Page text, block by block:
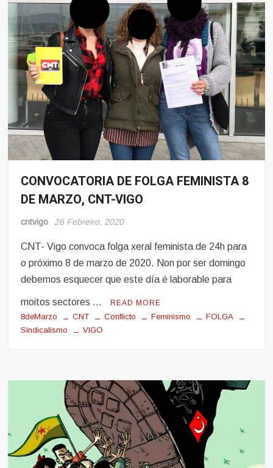
8
Mulleres
Obreiras
Sindicalismo
CONVOCATORIA DE FOLGA FEMINISTA 8
DE MARZO, CNT-VIGO
cntvigo 26 Febreiro, 2020
CNT- Vigo convoca folga xeral feminista de 24h para
o próximo 8 de marzo de 2020. Non por ser domingo
debemos esquecer que este día é laborable para
moitos sectores … READ MORE
8deMarzo CNT Conflicto Feminismo
FOLGA
Sindicalismo
VIGO